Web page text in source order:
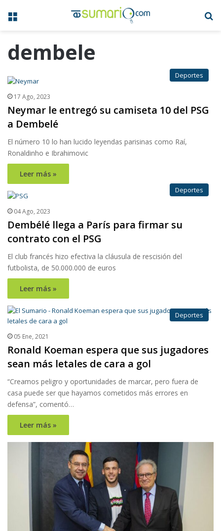
Menú
dembele
Deportes
17 Ago, 2023
Neymar le entregó su camiseta 10 del PSG
a Dembelé
El número 10 lo han lucido leyendas parisinas como Raí,
Ronaldinho e Ibrahimovic
Leer más »
Deportes
04 Ago, 2023
Dembélé llega a París para firmar su
contrato con el PSG
El club francés hizo efectiva la cláusula de rescisión del
futbolista, de 50.000.000 de euros
Leer más »
Deportes
05 Ene, 2021
Ronald Koeman espera que sus jugadores
sean más letales de cara a gol
“Creamos peligro y oportunidades de marcar, pero fuera de
casa puede ser que hayamos cometidos más errores en
defensa”, comentó…
Leer más »